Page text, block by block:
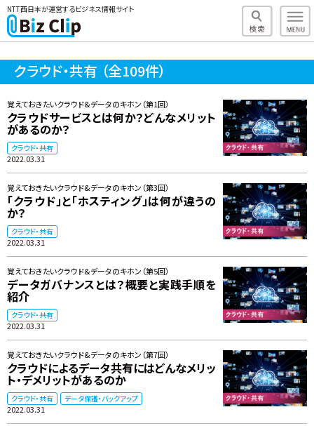
NTT西日本が運営するビジネス情報サイト
クラウド・共有 （全109件）
覚えておきたいクラウド&データのキホン（第1回）
クラウドサービスとは何か？どんなメリット
があるのか？
クラウド・共有
2022.03.31
覚えておきたいクラウド&データのキホン（第3回）
「クラウド」と「ホスティング」は何が違うの
か？
クラウド・共有
2022.03.31
覚えておきたいクラウド&データのキホン（第5回）
データガバナンスとは？概要と実践手順を
紹介
クラウド・共有
2022.03.31
覚えておきたいクラウド&データのキホン（第7回）
クラウドによるデータ共有にはどんなメリッ
ト・デメリットがあるのか
クラウド・共有 データ保護・バックアップ
2022.03.31